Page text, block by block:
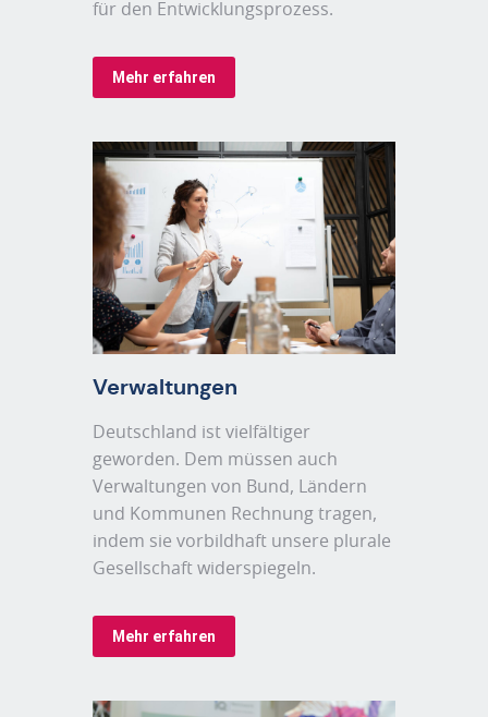
für den Entwicklungsprozess.
Mehr erfahren
Verwaltungen
Deutschland ist vielfältiger
geworden. Dem müssen auch
Verwaltungen von Bund, Ländern
und Kommunen Rechnung tragen,
indem sie vorbildhaft unsere plurale
Gesellschaft widerspiegeln.
Mehr erfahren